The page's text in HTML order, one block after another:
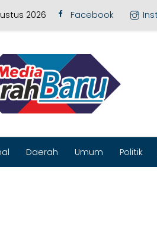
2026 Facebook
Daerah Umum Politik